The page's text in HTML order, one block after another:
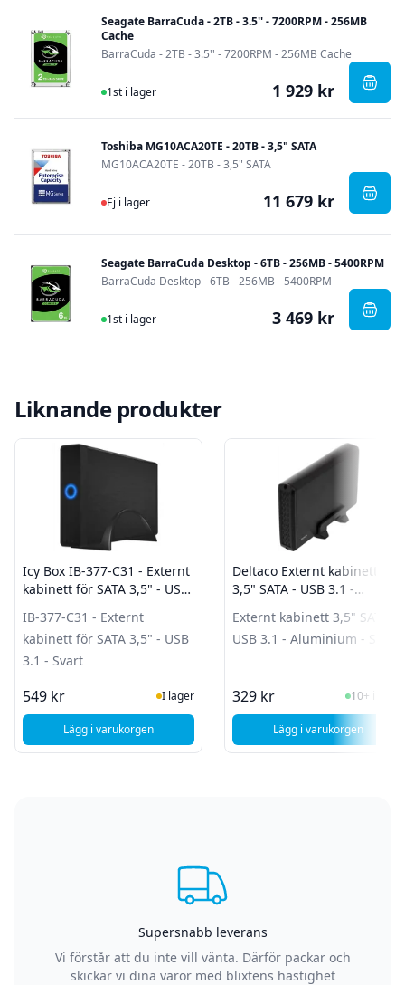
Seagate BarraCuda - 2TB - 3.5'' - 7200RPM - 256MB
Cache
BarraCuda - 2TB - 3.5'' - 7200RPM - 256MB Cache
I Lager
1st i lager 1 929 kr ,
Toshiba MG10ACA20TE - 20TB - 3,5" SATA
MG10ACA20TE - 20TB - 3,5" SATA
Ej i lager
Ej i lager 11 679 kr ,
Seagate BarraCuda Desktop - 6TB - 256MB - 5400RPM
BarraCuda Desktop - 6TB - 256MB - 5400RPM
I Lager
1st i lager 3 469 kr ,
Liknande produkter
Icy Box IB-377-C31 - Externt
kabinett för SATA 3,5" - USB
IB-377-C31 - Externt
kabinett för SATA 3,5" - USB
3.1 - Svart
549 kr I Lager
I lager
Lägg i varukorgen, Icy Box IB-377-C31 - Externt kabinett för SATA 3,5" - USB
Deltaco Externt kabinett
3,5" SATA - USB 3.1 -
Externt kabinett 3,5" SATA -
USB 3.1 - Aluminium - Svart
329 kr I Lager
10+ i lager
Lägg i varukorgen
, Deltaco Externt
Supersnabb leverans
Vi förstår att du inte vill vänta. Därför packar och
skickar vi dina varor med blixtens hastighet